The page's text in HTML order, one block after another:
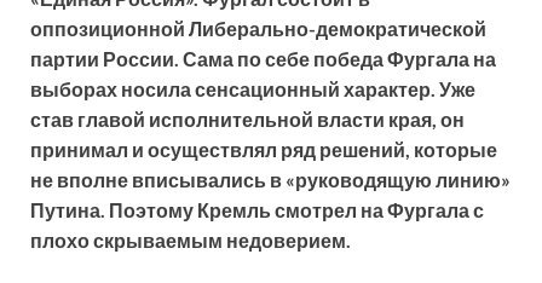
оппозиционной Либерально-демократической
партии России. Сама по себе победа Фургала на
выборах носила сенсационный характер. Уже
став главой исполнительной власти края, он
принимал и осуществлял ряд решений, которые
не вполне вписывались в «руководящую линию»
Путина. Поэтому Кремль смотрел на Фургала с
плохо скрываемым недоверием.